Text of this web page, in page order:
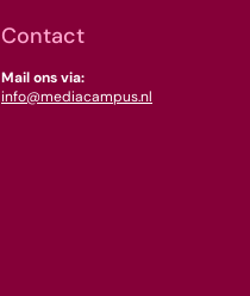
Contact
Mail ons via:
info@mediacampus.nl